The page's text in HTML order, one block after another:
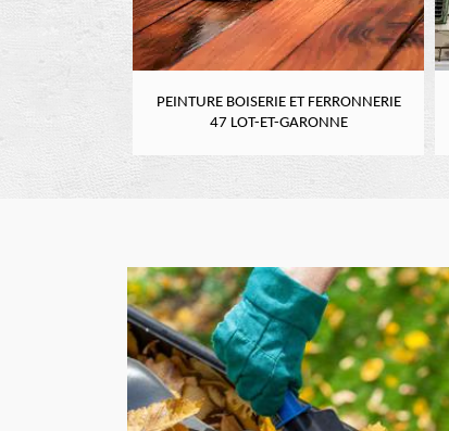
PEINTURE BOISERIE ET FERRONNERIE
47 LOT-ET-GARONNE